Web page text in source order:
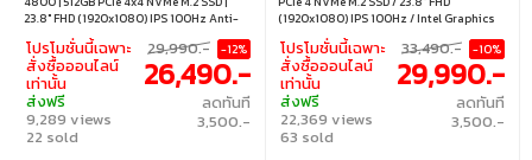
23.8" FHD (1920x1080) IPS 100Hz Anti-
glare 250 nits 99% sRGB | AMD Radeon
660M Graphics (Integrated) | Windows 11
Home
โปรโมชั่นนี้เฉพาะ
สั่งซื้อออนไลน์
เท่านั้น
ส่งฟรี
9,289 views
22 sold
29,990.- -12%
26,490.-
ลดทันที
3,500.-
(1920x1080) IPS 100Hz / Intel Graphics
(Integrated) / Windows 11 Home / Office
Home & Student 2024 / Microsoft 365
Basic
โปรโมชั่นนี้เฉพาะ
สั่งซื้อออนไลน์
เท่านั้น
ส่งฟรี
22,369 views
63 sold
33,490.- -10%
29,990.-
ลดทันที
3,500.-